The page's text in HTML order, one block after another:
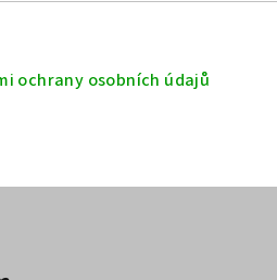
ochrany osobních údajů